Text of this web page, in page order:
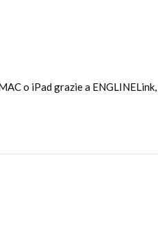
o iPad grazie a